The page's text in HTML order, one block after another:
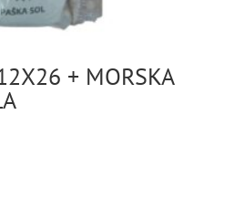
+ MORSKA